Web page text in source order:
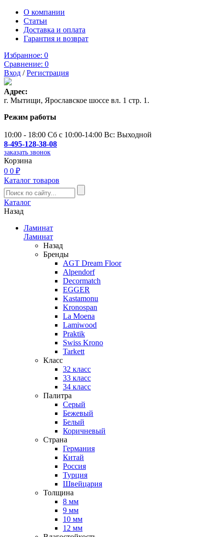
О компании
Статьи
Доставка и оплата
Гарантия и возврат
Избранное: 0
Сравнение: 0
Вход /Регистрация
Адрес:
г. Мытищи, Ярославское шоссе вл. 1 стр. 1.
Режим работы
10:00 - 18:00 Сб с 10:00-14:00 Вс: Выходной
8-495-128-38-08
заказать звонок
Корзина
0 0 ₽
Каталог товаров
Каталог
Назад
Ламинат
Ламинат
Назад
Бренды
AGT Dream Floor
Alpendorf
Decormatch
EGGER
Kastamonu
Kronospan
La Moena
Lamiwood
Praktik
Swiss Krono
Tarkett
Класс
32 класс
33 класс
34 класс
Палитра
Серый
Бежевый
Белый
Коричневый
Страна
Германия
Китай
Россия
Турция
Швейцария
Толщина
8 мм
9 мм
10 мм
12 мм